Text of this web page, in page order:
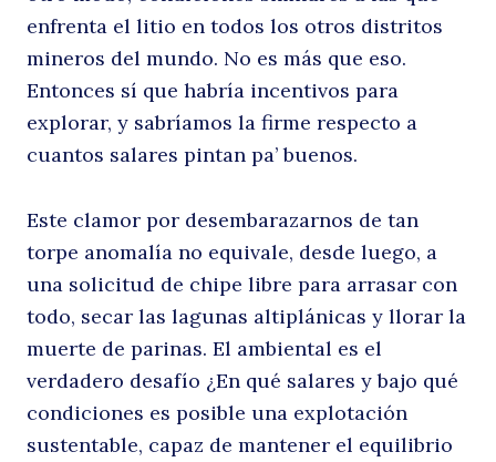
enfrenta el litio en todos los otros distritos
mineros del mundo. No es más que eso.
Entonces sí que habría incentivos para
explorar, y sabríamos la firme respecto a
cuantos salares pintan pa’ buenos.
Este clamor por desembarazarnos de tan
torpe anomalía no equivale, desde luego, a
una solicitud de chipe libre para arrasar con
todo, secar las lagunas altiplánicas y llorar la
muerte de parinas. El ambiental es el
verdadero desafío ¿En qué salares y bajo qué
condiciones es posible una explotación
sustentable, capaz de mantener el equilibrio